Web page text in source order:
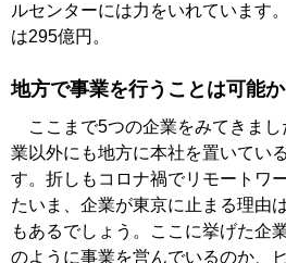
ルセンターには力をいれています
は295億円。
地方で事業を行うことは可能
ここまで5つの企業をみてきまし
業以外にも地方に本社を置いてい
す。折しもコロナ禍でリモートワ
たいま、企業が東京に止まる理由
もあるでしょう。ここに挙げた企
のように事業を営んでいるのか、